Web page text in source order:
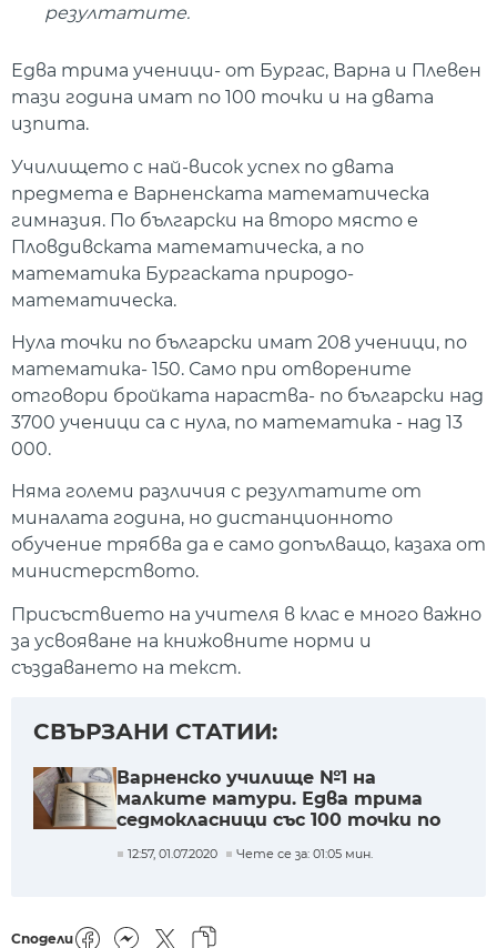
резултатите.
Едва трима ученици- от Бургас, Варна и Плевен
тази година имат по 100 точки и на двата
изпита.
Училището с най-висок успех по двата
предмета е Варненската математическа
гимназия. По български на второ място е
Пловдивската математическа, а по
математика Бургаската природо-
математическа.
Нула точки по български имат 208 ученици, по
математика- 150. Само при отворените
отговори бройката нараства- по български над
3700 ученици са с нула, по математика - над 13
000.
Няма големи различия с резултатите от
миналата година, но дистанционното
обучение трябва да е само допълващо, казаха от
министерството.
Присъствието на учителя в клас е много важно
за усвояване на книжовните норми и
създаването на текст.
СВЪРЗАНИ СТАТИИ:
Варненско училище №1 на
малките матури. Едва трима
седмокласници със 100 точки по
12:57, 01.07.2020 Чете се за: 01:05 мин.
Сподели